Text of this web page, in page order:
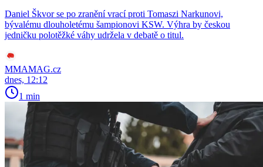
Daniel Škvor se po zranění vrací proti Tomaszi Narkunovi,
bývalému dlouholetému šampionovi KSW. Výhra by českou
jedničku polotěžké váhy udržela v debatě o titul.
MMAMAG.cz
dnes, 12:12
1 min